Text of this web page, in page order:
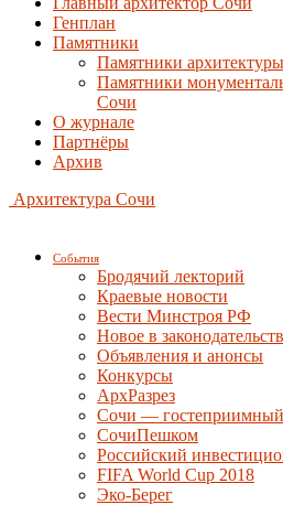
Генплан
Памятники
Памятники
Памятники
Сочи
О журнале
Партнёры
Архив
Архитектура Сочи
События
Бродячий лекторий
Краевые новости
Вести Минстроя РФ
Новое в
Объявления и анонсы
Конкурсы
АрхРазрез
Сочи — гостеприимный
СочиПешком
Российский
FIFA World Cup 2018
Эко-Берег